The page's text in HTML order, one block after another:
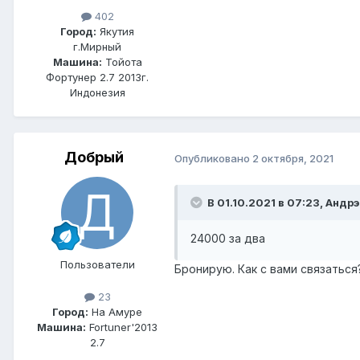
402
Город: Якутия
г.Мирный
Машина: Тойота
Фортунер 2.7 2013г.
Индонезия
Добрый
Пользователи
23
Город: На Амуре
Машина: Fortuner'2013
2.7
Опубликовано 2 октября, 2021
В 01.10.2021 в 07:23, Андрэ
24000 за два
Бронирую. Как с вами